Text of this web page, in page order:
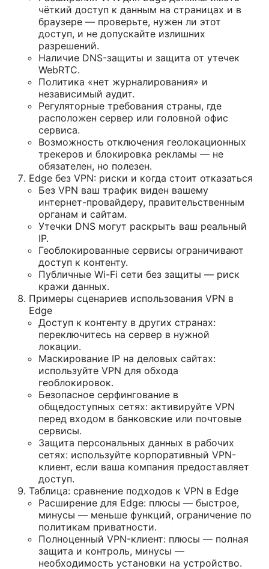
чёткий доступ к данным на страницах и в
браузере — проверьте, нужен ли этот
доступ, и не допускайте излишних
разрешений.
Наличие DNS-защиты и защита от утечек
WebRTC.
Политика «нет журналирования» и
независимый аудит.
Регуляторные требования страны, где
расположен сервер или головной офис
сервиса.
Возможность отключения геолокационных
трекеров и блокировка рекламы — не
обязателен, но полезен.
Edge без VPN: риски и когда стоит отказаться
Без VPN ваш трафик виден вашему
интернет-провайдеру, правительственным
органам и сайтам.
Утечки DNS могут раскрыть ваш реальный
IP.
Геоблокированные сервисы ограничивают
доступ к контенту.
Публичные Wi-Fi сети без защиты — риск
кражи данных.
Примеры сценариев использования VPN в
Edge
Доступ к контенту в других странах:
переключитесь на сервер в нужной
локации.
Маскирование IP на деловых сайтах:
используйте VPN для обхода
геоблокировок.
Безопасное серфингование в
общедоступных сетях: активируйте VPN
перед входом в банковские или почтовые
сервисы.
Защита персональных данных в рабочих
сетях: используйте корпоративный VPN-
клиент, если ваша компания предоставляет
доступ.
Таблица: сравнение подходов к VPN в Edge
Расширение для Edge: плюсы — быстрое,
минусы — меньше функций, ограничение по
политикам приватности.
Полноценный VPN-клиент: плюсы — полная
защита и контроль, минусы —
необходимость установки на устройство.